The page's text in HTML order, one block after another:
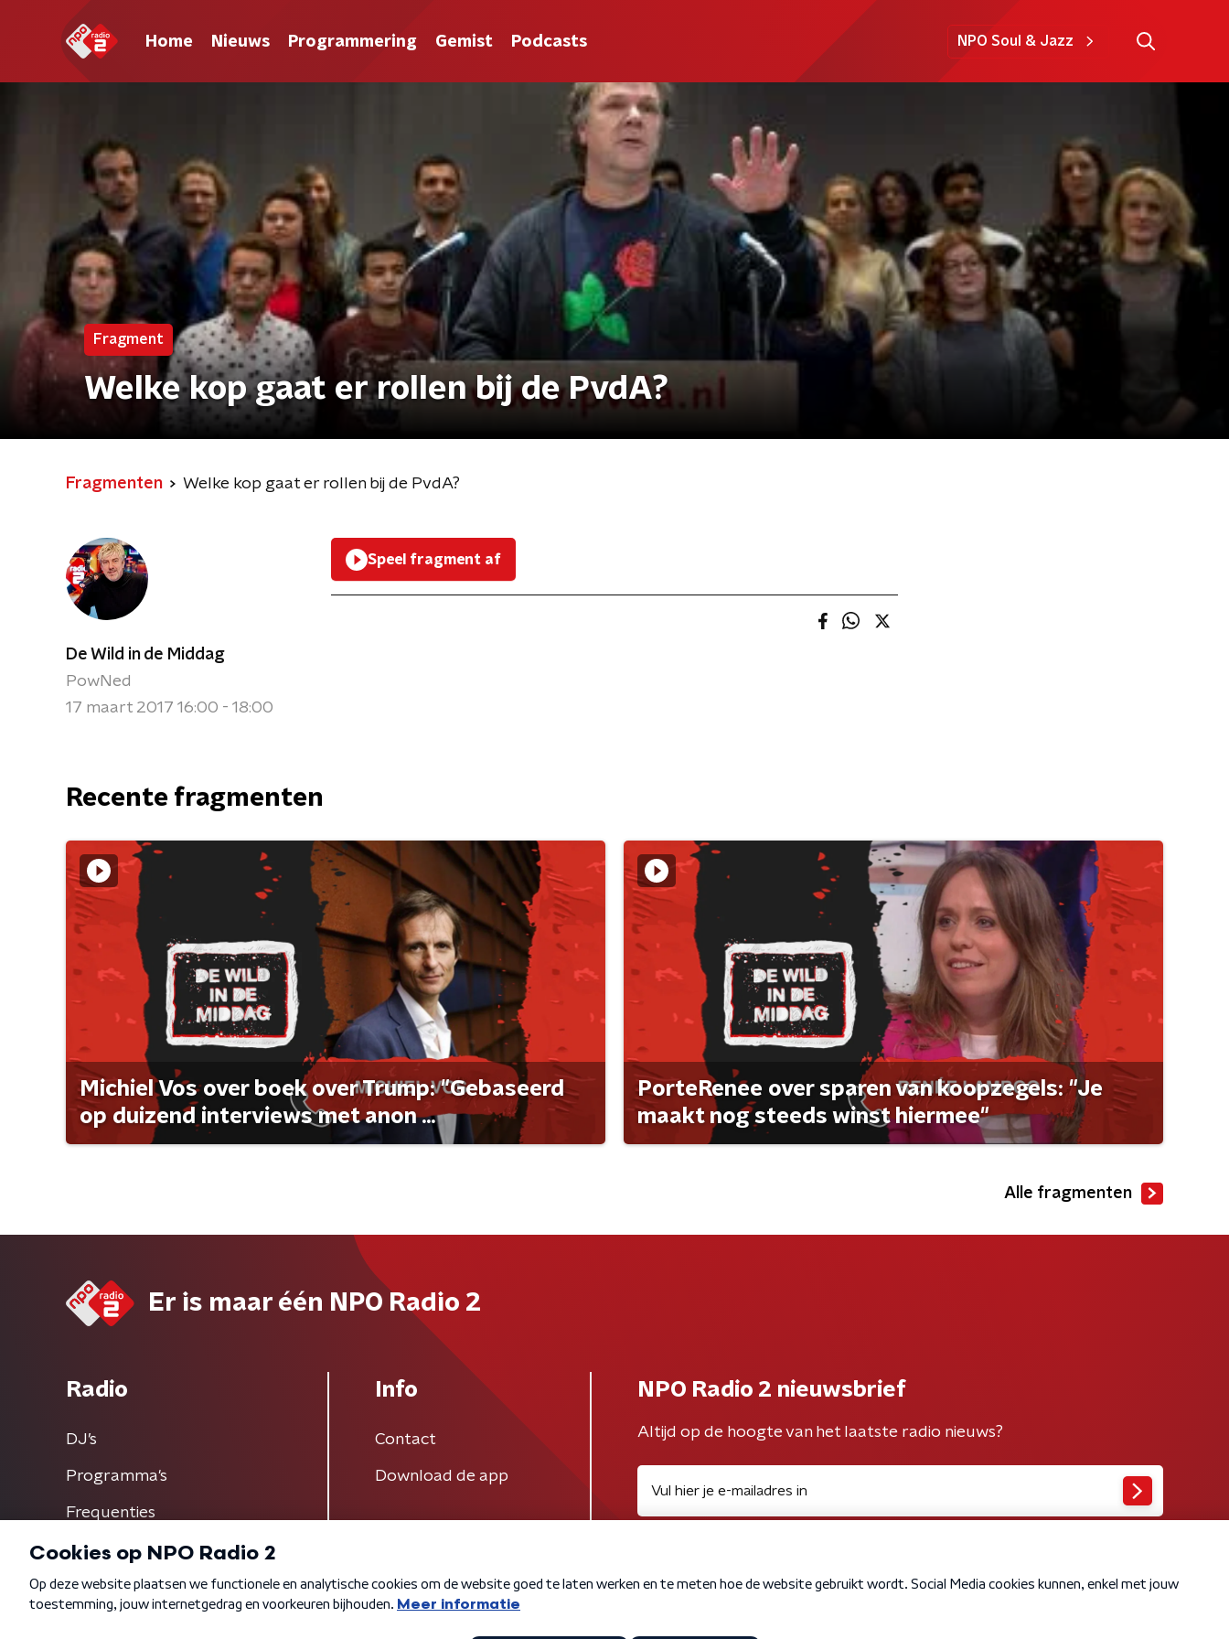
Home Nieuws Programmering Gemist Podcasts NPO Soul & Jazz
Fragment
Welke kop gaat er rollen bij de PvdA?
Fragmenten Welke kop gaat er rollen bij de PvdA?
De Wild in de Middag
PowNed
17 maart 2017 16:00 - 18:00
Speel fragment af
Recente fragmenten
Michiel Vos over boek over Trump: "Gebaseerd
op duizend interviews met anon ...
PorteRenee over sparen van koopzegels: "Je
maakt nog steeds winst hiermee"
Alle fragmenten
Er is maar één NPO Radio 2
Radio
DJ’s
Programma's
Frequenties
Info
Contact
Download de app
NPO Radio 2 nieuwsbrief
Altijd op de hoogte van het laatste radio nieuws?
Algemene voorwaarden Privacybeleid